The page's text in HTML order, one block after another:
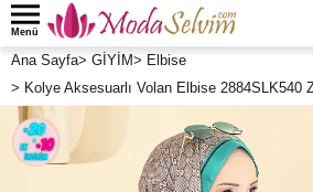
Menü
Ana Sayfa> GİYİM> Elbise
> Kolye Aksesuarlı Volan Elbise 2884SLK540